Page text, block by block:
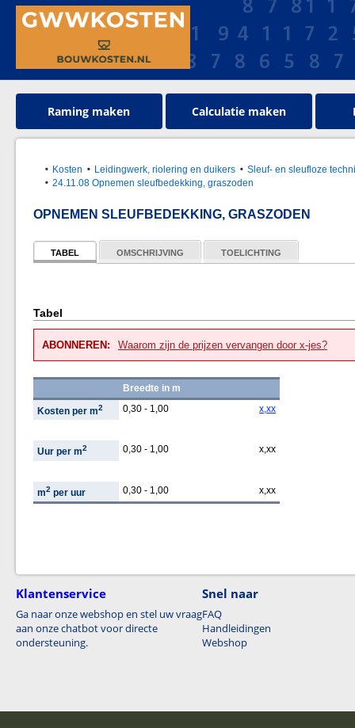
Raming maken Calculatie maken
Kosten Leidingwerk, riolering en duikers
Sleuf- en sleufloze
24.11.08 Opnemen sleufbedekking, graszoden
OPNEMEN SLEUFBEDEKKING, GRASZODEN
TABEL OMSCHRIJVING TOELICHTING
Tabel
ABONNEREN: Waarom zijn de prijzen vervangen door x-jes?
Breedte in m
Kosten per m2 0,30 - 1,00 x,xx
Uur per m2 0,30 - 1,00 x,xx
m2per uur 0,30 - 1,00 x,xx
Klantenservice
Ga naar onze webshop en stel uw vraag
aan onze chatbot voor directe
ondersteuning.
Snel naar
FAQ
Handleidingen
Webshop